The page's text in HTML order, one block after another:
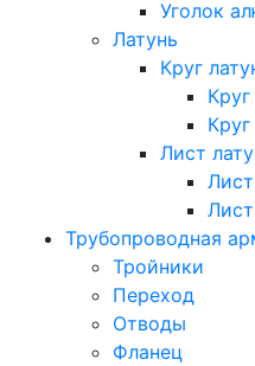
Уголок
Латунь
Круг
Лист
Трубопроводная
Тройники
Переход
Отводы
Фланец